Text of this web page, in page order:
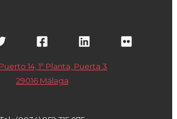
14, 1ª Planta, Puerta 3
29016 Málaga